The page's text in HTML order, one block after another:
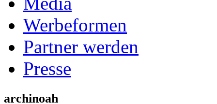
Werbeformen
Partner werden
Presse
archinoah